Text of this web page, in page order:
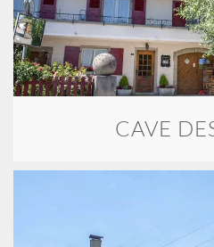
CAVE